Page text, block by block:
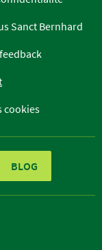
Sanct Bernhard
cookies
BLOG